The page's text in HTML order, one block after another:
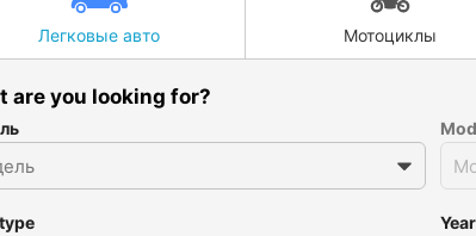
Легковые авто Мотоциклы
are you looking for?
Year